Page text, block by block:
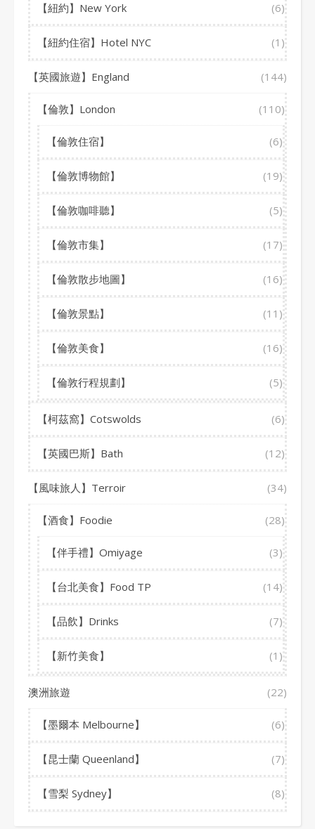
【紐約】New York (6)
【紐約住宿】Hotel NYC (1)
【英國旅遊】England (144)
【倫敦】London (110)
【倫敦住宿】 (6)
【倫敦博物館】 (19)
【倫敦咖啡聽】 (5)
【倫敦市集】 (17)
【倫敦散步地圖】 (16)
【倫敦景點】 (11)
【倫敦美食】 (16)
【倫敦行程規劃】 (5)
【柯茲窩】Cotswolds (6)
【英國巴斯】Bath (12)
【風味旅人】Terroir (34)
【酒食】Foodie (28)
【伴手禮】Omiyage (3)
【台北美食】Food TP (14)
【品飲】Drinks (7)
【新竹美食】 (1)
澳洲旅遊 (22)
【墨爾本 Melbourne】 (6)
【昆士蘭 Queenland】 (7)
【雪梨 Sydney】 (8)